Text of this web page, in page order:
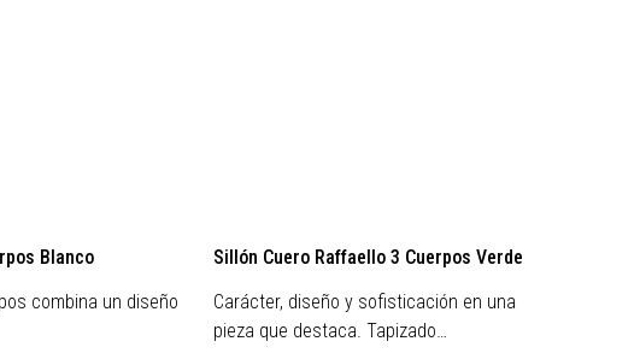
Blanco
combina un diseño
Sillón Cuero Raffaello 3 Cuerpos Verde
Carácter, diseño y sofisticación en una
pieza que destaca. Tapizado…